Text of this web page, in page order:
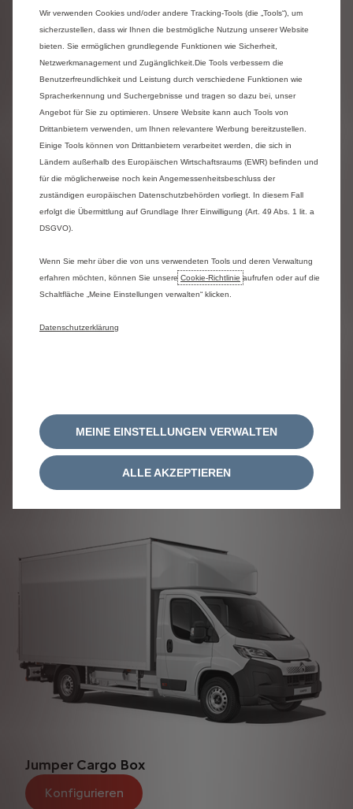
Jumper Pritsche
Konfigurieren
Jumper Pritsche Doppelkabine
Konfigurieren
Jumper Cargo Box
Konfigurieren
Wir verwenden Cookies und/oder andere Tracking-Tools (die „Tools“), um
sicherzustellen, dass wir Ihnen die bestmögliche Nutzung unserer Website
bieten. Sie ermöglichen grundlegende Funktionen wie Sicherheit,
Netzwerkmanagement und Zugänglichkeit.Die Tools verbessern die
Benutzerfreundlichkeit und Leistung durch verschiedene Funktionen wie
Spracherkennung und Suchergebnisse und tragen so dazu bei, unser
Angebot für Sie zu optimieren. Unsere Website kann auch Tools von
Drittanbietern verwenden, um Ihnen relevantere Werbung bereitzustellen.
Einige Tools können von Drittanbietern verarbeitet werden, die sich in
Ländern außerhalb des Europäischen Wirtschaftsraums (EWR) befinden und
für die möglicherweise noch kein Angemessenheitsbeschluss der
zuständigen europäischen Datenschutzbehörden vorliegt. In diesem Fall
erfolgt die Übermittlung auf Grundlage Ihrer Einwilligung (Art. 49 Abs. 1 lit. a
DSGVO).
Wenn Sie mehr über die von uns verwendeten Tools und deren Verwaltung
erfahren möchten, können Sie unsere Cookie‑Richtlinie aufrufen oder auf die
Schaltfläche „Meine Einstellungen verwalten“ klicken.
Datenschutzerklärung
MEINE EINSTELLUNGEN VERWALTEN
ALLE AKZEPTIEREN